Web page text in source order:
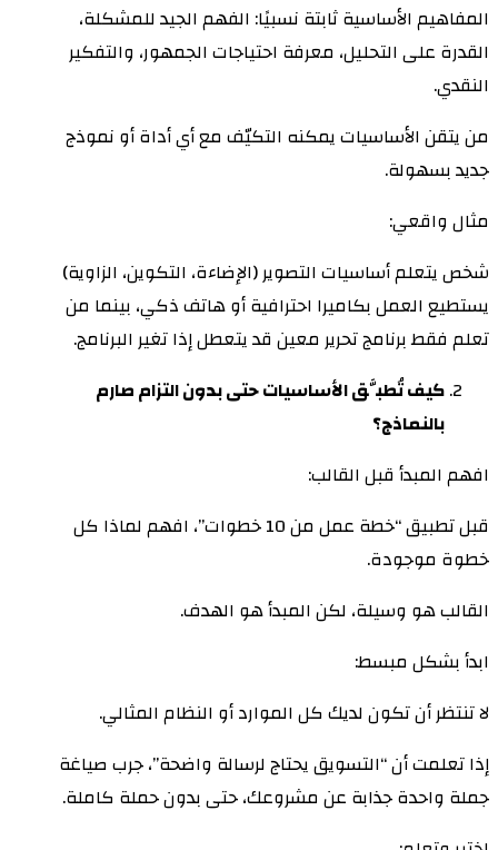
المفاهيم الأساسية ثابتة نسبيًا: الفهم الجيد للمشكلة،
القدرة على التحليل، معرفة احتياجات الجمهور، والتفكير
النقدي.
من يتقن الأساسيات يمكنه التكيّف مع أي أداة أو نموذج
جديد بسهولة.
مثال واقعي:
شخص يتعلم أساسيات التصوير (الإضاءة، التكوين، الزاوية)
يستطيع العمل بكاميرا احترافية أو هاتف ذكي، بينما من
تعلم فقط برنامج تحرير معين قد يتعطل إذا تغير البرنامج.
كيف تُطبَّق الأساسيات حتى بدون التزام صارم
بالنماذج؟
افهم المبدأ قبل القالب:
قبل تطبيق “خطة عمل من 10 خطوات”، افهم لماذا كل
خطوة موجودة.
القالب هو وسيلة، لكن المبدأ هو الهدف.
ابدأ بشكل مبسط:
لا تنتظر أن تكون لديك كل الموارد أو النظام المثالي.
إذا تعلمت أن “التسويق يحتاج لرسالة واضحة”، جرب صياغة
جملة واحدة جذابة عن مشروعك، حتى بدون حملة كاملة.